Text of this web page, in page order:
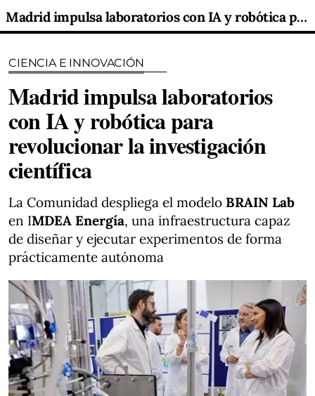
Madrid impulsa laboratorios con IA y robótica para revolucionar la investigación científica
CIENCIA E INNOVACIÓN
Madrid impulsa laboratorios
con IA y robótica para
revolucionar la investigación
científica
La Comunidad despliega el modelo BRAIN Lab
en IMDEA Energía, una infraestructura capaz
de diseñar y ejecutar experimentos de forma
prácticamente autónoma